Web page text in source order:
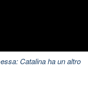
Catalina ha un altro